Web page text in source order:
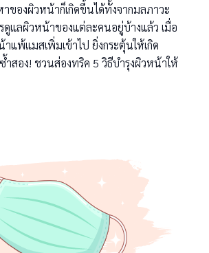
ของผิวหน้าก็เกิดขึ้นได้ทั้งจากมลภาวะ
ดูแลผิวหน้าของแต่ละคนอยู่บ้างแล้ว เมื่อ
แพ้แมสเพิ่มเข้าไป ยิ่งกระตุ้นให้เกิด
สอง! ชวนส่องทริค 5 วิธีบำรุงผิวหน้าให้